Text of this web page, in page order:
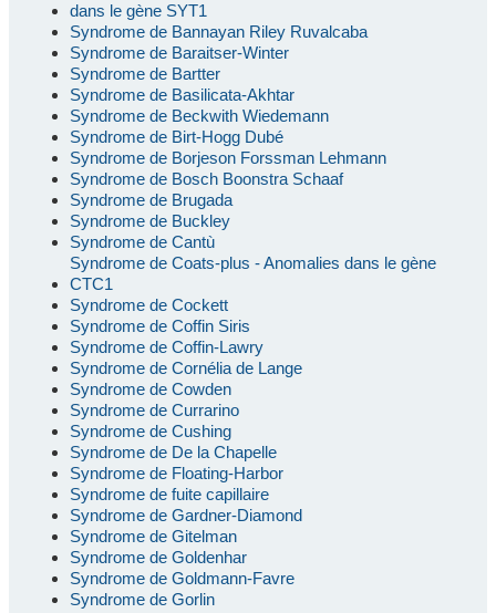
dans le gène SYT1
Syndrome de Bannayan Riley Ruvalcaba
Syndrome de Baraitser-Winter
Syndrome de Bartter
Syndrome de Basilicata-Akhtar
Syndrome de Beckwith Wiedemann
Syndrome de Birt-Hogg Dubé
Syndrome de Borjeson Forssman Lehmann
Syndrome de Bosch Boonstra Schaaf
Syndrome de Brugada
Syndrome de Buckley
Syndrome de Cantù
Syndrome de Coats-plus - Anomalies dans le gène
CTC1
Syndrome de Cockett
Syndrome de Coffin Siris
Syndrome de Coffin-Lawry
Syndrome de Cornélia de Lange
Syndrome de Cowden
Syndrome de Currarino
Syndrome de Cushing
Syndrome de De la Chapelle
Syndrome de Floating-Harbor
Syndrome de fuite capillaire
Syndrome de Gardner-Diamond
Syndrome de Gitelman
Syndrome de Goldenhar
Syndrome de Goldmann-Favre
Syndrome de Gorlin